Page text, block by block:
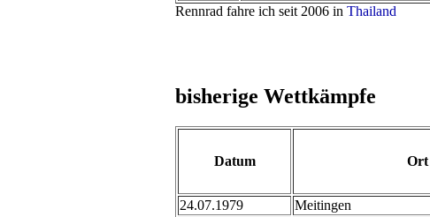
Rennrad fahre ich seit 2006 in Thailand
bisherige Wettkämpfe
Datum Ort
24.07.1979 Meitingen